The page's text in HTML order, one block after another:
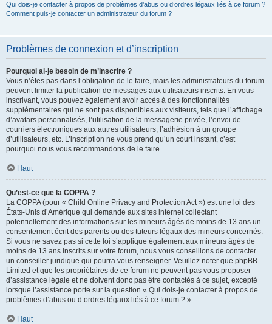
Qui dois-je contacter à propos de problèmes d’abus ou d’ordres légaux liés à ce forum ?
Comment puis-je contacter un administrateur du forum ?
Problèmes de connexion et d’inscription
Pourquoi ai-je besoin de m’inscrire ?
Vous n’êtes pas dans l’obligation de le faire, mais les administrateurs du forum
peuvent limiter la publication de messages aux utilisateurs inscrits. En vous
inscrivant, vous pouvez également avoir accès à des fonctionnalités
supplémentaires qui ne sont pas disponibles aux visiteurs, tels que l’affichage
d’avatars personnalisés, l’utilisation de la messagerie privée, l’envoi de
courriers électroniques aux autres utilisateurs, l’adhésion à un groupe
d’utilisateurs, etc. L’inscription ne vous prend qu’un court instant, c’est
pourquoi nous vous recommandons de le faire.
Haut
Qu’est-ce que la COPPA ?
La COPPA (pour « Child Online Privacy and Protection Act ») est une loi des
États-Unis d’Amérique qui demande aux sites internet collectant
potentiellement des informations sur les mineurs âgés de moins de 13 ans un
consentement écrit des parents ou des tuteurs légaux des mineurs concernés.
Si vous ne savez pas si cette loi s’applique également aux mineurs âgés de
moins de 13 ans inscrits sur votre forum, nous vous conseillons de contacter
un conseiller juridique qui pourra vous renseigner. Veuillez noter que phpBB
Limited et que les propriétaires de ce forum ne peuvent pas vous proposer
d’assistance légale et ne doivent donc pas être contactés à ce sujet, excepté
lorsque l’assistance porte sur la question « Qui dois-je contacter à propos de
problèmes d’abus ou d’ordres légaux liés à ce forum ? ».
Haut